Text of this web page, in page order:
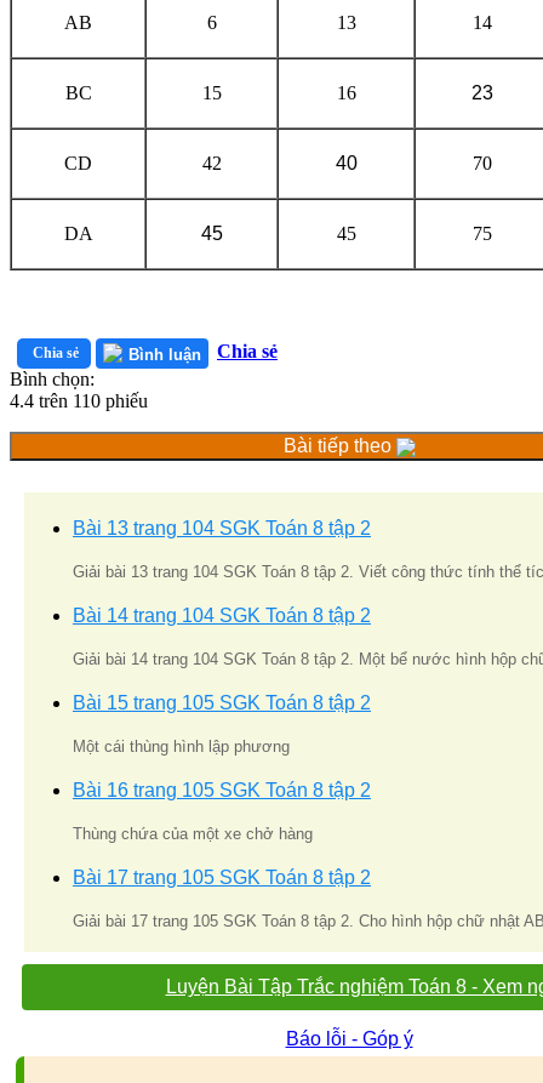
AB 6 13 14
BC 15 16 23
CD 42 40 70
DA 45 45 75
Chia sẻ Bình luận
Chia sẻ
Bình chọn:
4.4 trên 110 phiếu
Bài tiếp theo
Bài 13 trang 104 SGK Toán 8 tập 2
Giải bài 13 trang 104 SGK Toán 8 tập 2. Viết công thức tính thể
Bài 14 trang 104 SGK Toán 8 tập 2
Giải bài 14 trang 104 SGK Toán 8 tập 2. Một bể nước hình hộp
Bài 15 trang 105 SGK Toán 8 tập 2
Một cái thùng hình lập phương
Bài 16 trang 105 SGK Toán 8 tập 2
Thùng chứa của một xe chở hàng
Bài 17 trang 105 SGK Toán 8 tập 2
Giải bài 17 trang 105 SGK Toán 8 tập 2. Cho hình hộp chữ nhật
Luyện Bài Tập Trắc nghiệm Toán 8 - Xem
Báo lỗi - Góp ý